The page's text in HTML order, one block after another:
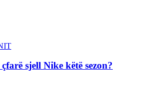
sjell Nike këtë sezon?